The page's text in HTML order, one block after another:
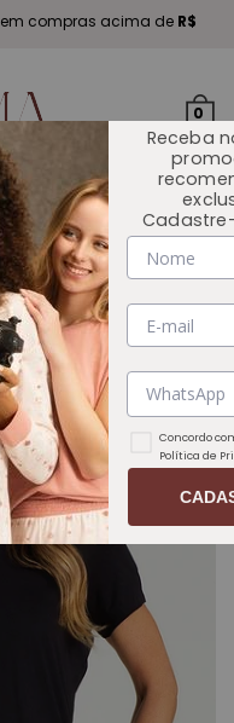
em compras acima de R$
0
Receba
Concordo
Política de